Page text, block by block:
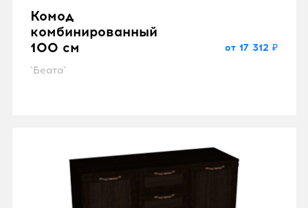
Комод
комбинированный
100 см
"Беата"
от 17 312 ₽